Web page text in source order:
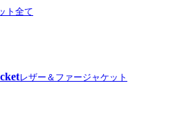
ト全て
レザー＆ファージャケット